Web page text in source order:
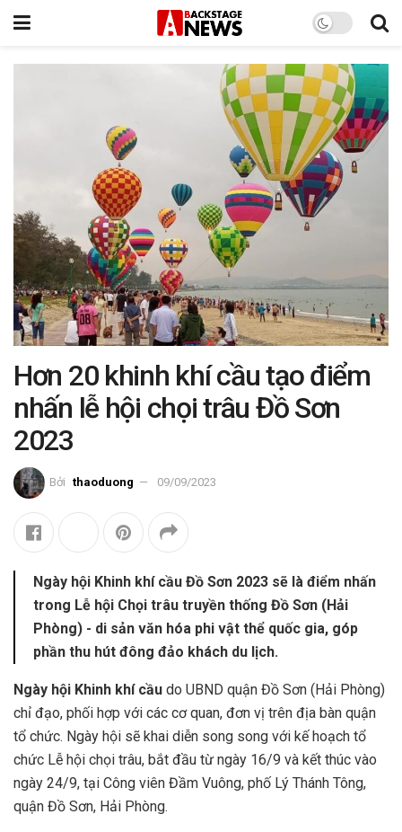
Hơn 20 khinh khí cầu tạo điểm
nhấn lễ hội chọi trâu Đồ Sơn
2023
Bởi thaoduong 09/09/2023
Ngày hội Khinh khí cầu Đồ Sơn 2023 sẽ là điểm nhấn
trong Lễ hội Chọi trâu truyền thống Đồ Sơn (Hải
Phòng) - di sản văn hóa phi vật thể quốc gia, góp
phần thu hút đông đảo khách du lịch.
Ngày hội Khinh khí cầu do UBND quận Đồ Sơn (Hải Phòng)
chỉ đạo, phối hợp với các cơ quan, đơn vị trên địa bàn quận
tổ chức. Ngày hội sẽ khai diễn song song với kế hoạch tổ
chức Lễ hội chọi trâu, bắt đầu từ ngày 16/9 và kết thúc vào
ngày 24/9, tại Công viên Đầm Vuông, phố Lý Thánh Tông,
quận Đồ Sơn, Hải Phòng.